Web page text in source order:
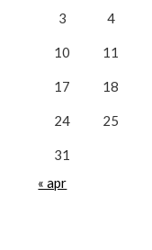
3 4
10 11
17 18
24 25
31
« apr